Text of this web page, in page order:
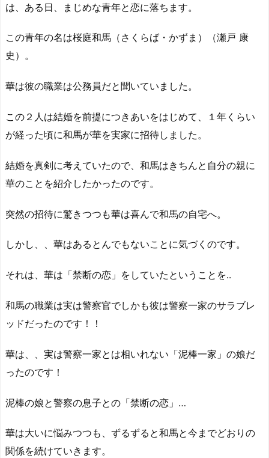
は、ある日、まじめな青年と恋に落ちます。
この青年の名は桜庭和馬（さくらば・かずま）（瀬戸 康
史）。
華は彼の職業は公務員だと聞いていました。
この２人は結婚を前提につきあいをはじめて、１年くらい
が経った頃に和馬が華を実家に招待しました。
結婚を真剣に考えていたので、和馬はきちんと自分の親に
華のことを紹介したかったのです。
突然の招待に驚きつつも華は喜んで和馬の自宅へ。
しかし、、華はあるとんでもないことに気づくのです。
それは、華は「禁断の恋」をしていたということを..
和馬の職業は実は警察官でしかも彼は警察一家のサラブレ
ッドだったのです！！
華は、、実は警察一家とは相いれない「泥棒一家」の娘だ
ったのです！
泥棒の娘と警察の息子との「禁断の恋」…
華は大いに悩みつつも、ずるずると和馬と今までどおりの
関係を続けていきます。